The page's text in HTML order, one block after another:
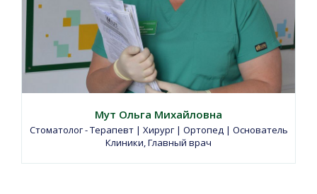
Мут Ольга Михайловна
Стоматолог - Терапевт | Хирург | Ортопед | Основатель
Клиники, Главный врач